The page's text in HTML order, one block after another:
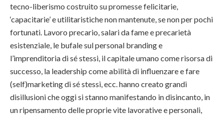
tecno-liberismo costruito su promesse felicitarie,
‘capacitarie’ e utilitaristiche non mantenute, se non per pochi
fortunati. Lavoro precario, salari da fame e precarietà
esistenziale, le bufale sul personal branding e
l’imprenditoria di sé stessi, il capitale umano come risorsa di
successo, la leadership come abilità di influenzare e fare
(self)marketing di sé stessi, ecc. hanno creato grandi
disillusioni che oggi si stanno manifestando in disincanto, in
un ripensamento delle proprie vite lavorative e personali,